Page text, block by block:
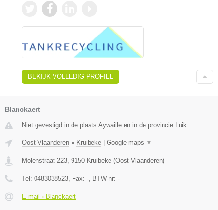
BEKIJK VOLLEDIG PROFIEL
Blanckaert
Niet gevestigd in de plaats Aywaille en in de provincie Luik.
Oost-Vlaanderen » Kruibeke Google maps ▼
Molenstraat 223 9150 Kruibeke (Oost-Vlaanderen)
Tel: 0483038523 , Fax: - , BTW-nr: -
E-mail › Blanckaert